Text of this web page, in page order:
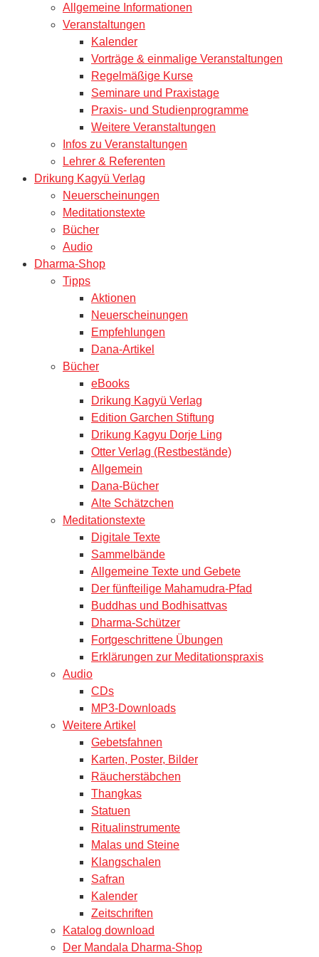
Allgemeine Informationen
Veranstaltungen
Kalender
Vorträge & einmalige Veranstaltungen
Regelmäßige Kurse
Seminare und Praxistage
Praxis- und Studienprogramme
Weitere Veranstaltungen
Infos zu Veranstaltungen
Lehrer & Referenten
Drikung Kagyü Verlag
Neuerscheinungen
Meditationstexte
Bücher
Audio
Dharma-Shop
Tipps
Aktionen
Neuerscheinungen
Empfehlungen
Dana-Artikel
Bücher
eBooks
Drikung Kagyü Verlag
Edition Garchen Stiftung
Drikung Kagyu Dorje Ling
Otter Verlag (Restbestände)
Allgemein
Dana-Bücher
Alte Schätzchen
Meditationstexte
Digitale Texte
Sammelbände
Allgemeine Texte und Gebete
Der fünfteilige Mahamudra-Pfad
Buddhas und Bodhisattvas
Dharma-Schützer
Fortgeschrittene Übungen
Erklärungen zur Meditationspraxis
Audio
CDs
MP3-Downloads
Weitere Artikel
Gebetsfahnen
Karten, Poster, Bilder
Räucherstäbchen
Thangkas
Statuen
Ritualinstrumente
Malas und Steine
Klangschalen
Safran
Kalender
Zeitschriften
Katalog download
Der Mandala Dharma-Shop